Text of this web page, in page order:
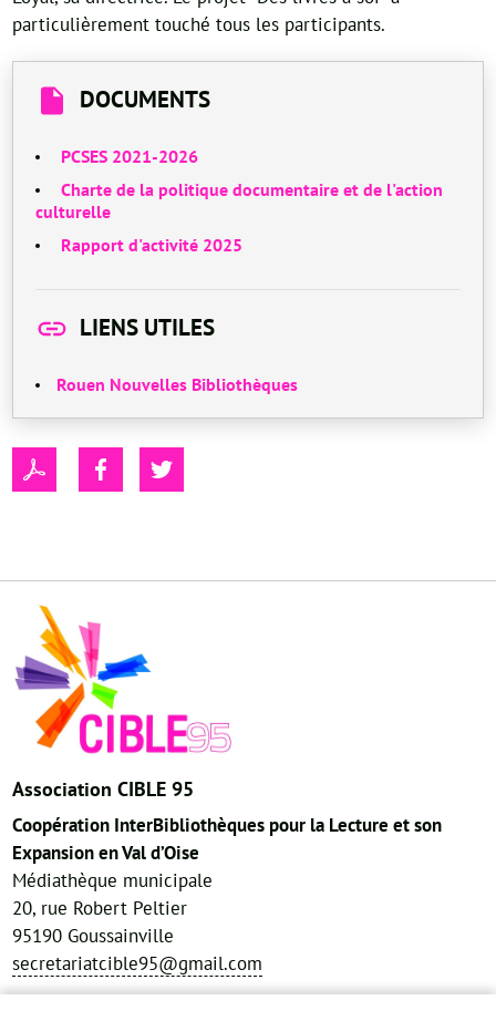
particulièrement touché tous les participants.
DOCUMENTS
PCSES 2021-2026
Charte de la politique documentaire et de l'action
culturelle
Rapport d'activité 2025
LIENS UTILES
Rouen Nouvelles Bibliothèques
Association CIBLE 95
Coopération InterBibliothèques pour la Lecture et son
Expansion en Val d’Oise
Médiathèque municipale
20, rue Robert Peltier
95190 Goussainville
secretariatcible95@gmail.com